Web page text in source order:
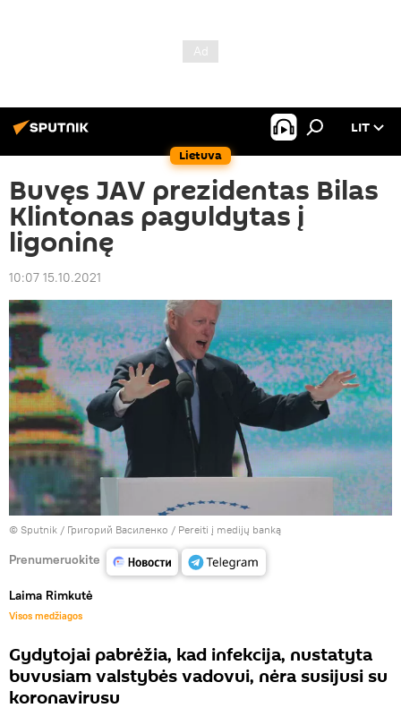
Lietuva
LIT
Buvęs JAV prezidentas Bilas
Klintonas paguldytas į
ligoninę
10:07 15.10.2021
© Sputnik / Григорий Василенко / Pereiti į medijų banką
Prenumeruokite
Laima Rimkutė
Visos medžiagos
Gydytojai pabrėžia, kad infekcija, nustatyta
buvusiam valstybės vadovui, nėra susijusi su
koronavirusu